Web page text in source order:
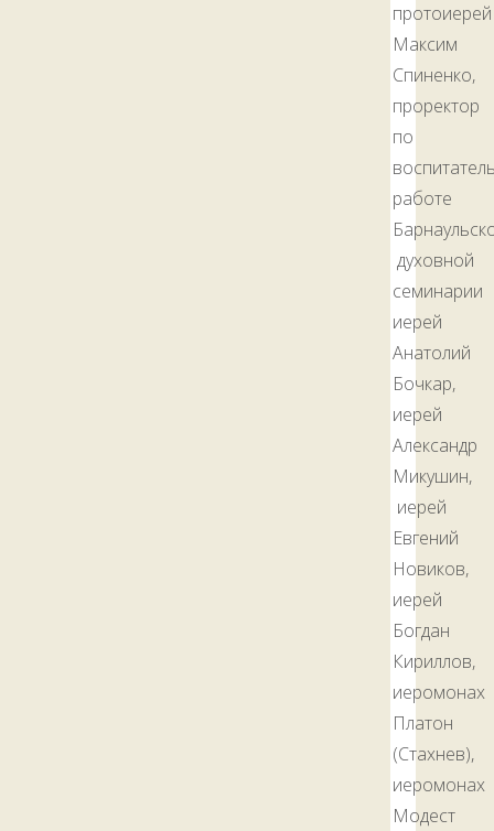
протоиерей
Максим
Спиненко,
проректор
по
работе
духовной
семинарии
иерей
Анатолий
Бочкар,
иерей
Александр
Микушин,
иерей
Евгений
Новиков,
иерей
Богдан
Кириллов,
иеромонах
Платон
(Стахнев),
иеромонах
Модест